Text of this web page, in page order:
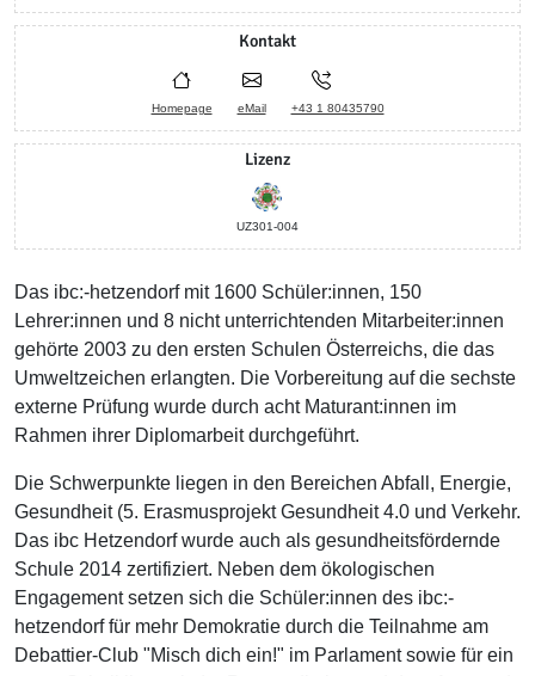
Kontakt
Homepage eMail +43 1 80435790
Lizenz
UZ301-004
Das ibc:-hetzendorf mit 1600 Schüler:innen, 150
Lehrer:innen und 8 nicht unterrichtenden Mitarbeiter:innen
gehörte 2003 zu den ersten Schulen Österreichs, die das
Umweltzeichen erlangten. Die Vorbereitung auf die sechste
externe Prüfung wurde durch acht Maturant:innen im
Rahmen ihrer Diplomarbeit durchgeführt.
Die Schwerpunkte liegen in den Bereichen Abfall, Energie,
Gesundheit (5. Erasmusprojekt Gesundheit 4.0 und Verkehr.
Das ibc Hetzendorf wurde auch als gesundheitsfördernde
Schule 2014 zertifiziert. Neben dem ökologischen
Engagement setzen sich die Schüler:innen des ibc:-
hetzendorf für mehr Demokratie durch die Teilnahme am
Debattier-Club "Misch dich ein!" im Parlament sowie für ein